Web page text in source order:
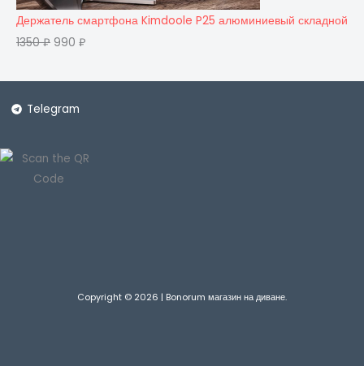
Держатель смартфона Kimdoole P25 алюминиевый складной
1350₽ 990 ₽
Telegram
Copyright © 2026 | Bonorum магазин на диване.